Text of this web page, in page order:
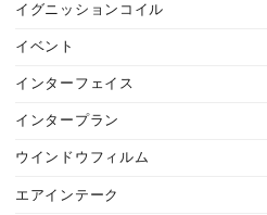
イグニッションコイル
イベント
インターフェイス
インタープラン
ウインドウフィルム
エアインテーク